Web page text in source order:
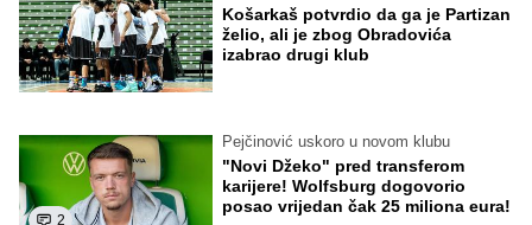
Košarkaš potvrdio da ga je Partizan
želio, ali je zbog Obradovića
izabrao drugi klub
2
Pejčinović uskoro u novom klubu
"Novi Džeko" pred transferom
karijere! Wolfsburg dogovorio
posao vrijedan čak 25 miliona eura!